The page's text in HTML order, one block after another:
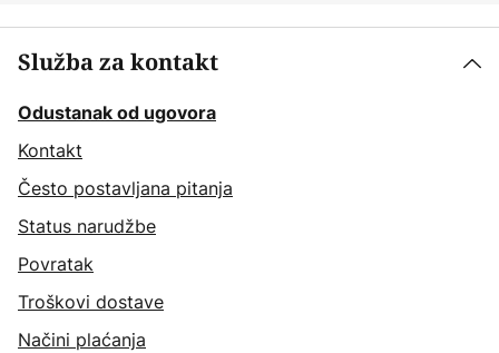
Služba za kontakt
Odustanak od ugovora
Kontakt
Često postavljana pitanja
Status narudžbe
Povratak
Troškovi dostave
Načini plaćanja